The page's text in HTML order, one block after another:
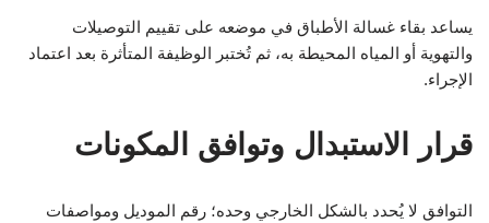
يساعد بقاء غسالة الأطباق في موضعه على تقييم التوصيلات
والتهوية أو المياه المحيطة به، ثم تُختبر الوظيفة المتأثرة بعد اعتماد
الإجراء.
قرار الاستبدال وتوافق المكونات
التوافق لا يُحدد بالشكل الخارجي وحده؛ رقم الموديل ومواصفات